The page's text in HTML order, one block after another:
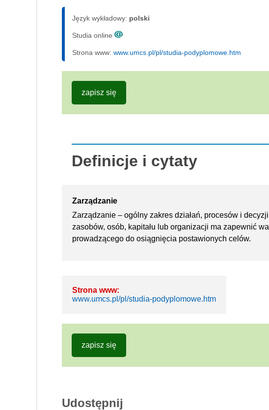
Język wykładowy: polski
Studia online
Strona www: www.umcs.pl/pl/studia-podyplomowe.htm
zapisz się
Definicje i cytaty
Zarządzanie
Zarządzanie – ogólny zakres działań, procesów i
zasobów, osób, kapitału lub organizacji ma zapewnić
prowadzącego do osiągnięcia postawionych celów.
Strona www:
www.umcs.pl/pl/studia-podyplomowe.htm
zapisz się
Udostępnij